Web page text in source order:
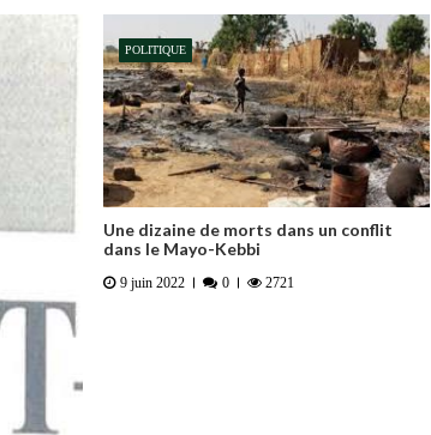
POLITIQUE
Une dizaine de morts dans un conflit
dans le Mayo-Kebbi
9 juin 2022 0 2721